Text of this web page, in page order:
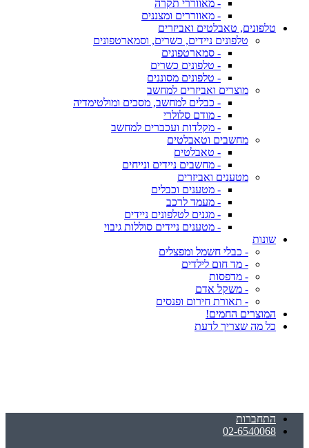
- מאווררי תקרה
- מאווררים ומצננים
טלפונים, טאבלטים ואביזרים
טלפונים ניידים, כשרים, וסמארטפונים
- סמארטפונים
- טלפונים כשרים
- טלפונים מסוננים
מוצרים ואביזרים למחשב
- כבלים למחשב, מסכים ומולטימדיה
- מודם סלולרי
- מקלדות ועכברים למחשב
מחשבים וטאבלטים
- טאבלטים
- מחשבים ניידים ונייחים
מטענים ואביזרים
- מטענים וכבלים
- מעמד לרכב
- מגנים לטלפונים ניידים
- מטענים ניידים סוללות גיבוי
שונות
- כבלי חשמל ומפצלים
- מד חום לילדים
- מדפסות
- משקל אדם
- תאורת חירום ופנסים
המוצרים החמים!
כל מה שצריך לדעת
התחברות
02-6540068